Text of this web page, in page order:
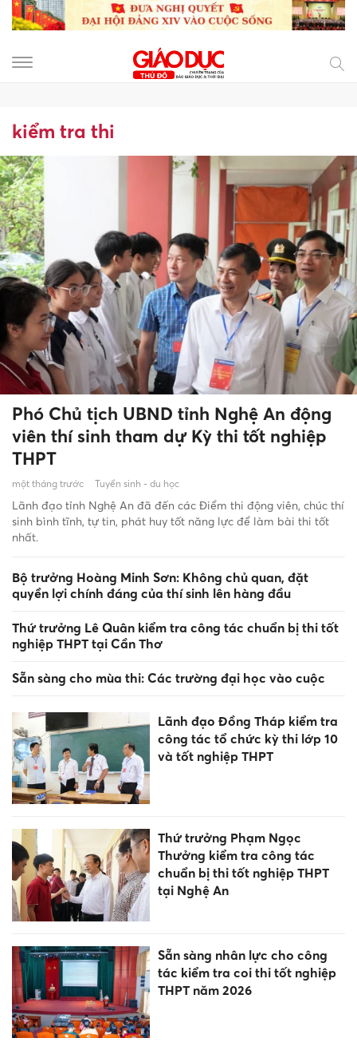
kiểm tra thi
Phó Chủ tịch UBND tỉnh Nghệ An động
viên thí sinh tham dự Kỳ thi tốt nghiệp
THPT
một tháng trước Tuyển sinh - du học
Lãnh đạo tỉnh Nghệ An đã đến các Điểm thi động viên, chúc thí
sinh bình tĩnh, tự tin, phát huy tốt năng lực để làm bài thi tốt
nhất.
Bộ trưởng Hoàng Minh Sơn: Không chủ quan, đặt
quyền lợi chính đáng của thí sinh lên hàng đầu
Thứ trưởng Lê Quân kiểm tra công tác chuẩn bị thi tốt
nghiệp THPT tại Cần Thơ
Sẵn sàng cho mùa thi: Các trường đại học vào cuộc
Lãnh đạo Đồng Tháp kiểm tra
công tác tổ chức kỳ thi lớp 10
và tốt nghiệp THPT
Thứ trưởng Phạm Ngọc
Thưởng kiểm tra công tác
chuẩn bị thi tốt nghiệp THPT
tại Nghệ An
Sẵn sàng nhân lực cho công
tác kiểm tra coi thi tốt nghiệp
THPT năm 2026